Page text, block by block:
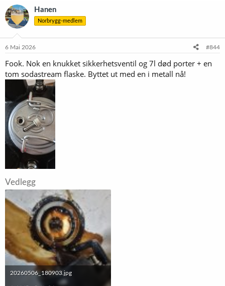
s
j
n
e
Hanen
Norbrygg-medlem
6 Mai 2026 #844
Fook. Nok en knukket sikkerhetsventil og 7l død porter + en
tom sodastream flaske. Byttet ut med en i metall nå!
Vedlegg
20260506_180903.jpg